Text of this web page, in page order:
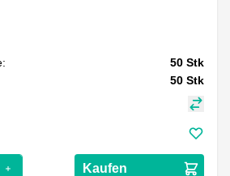
50 Stk
50 Stk
Kaufen